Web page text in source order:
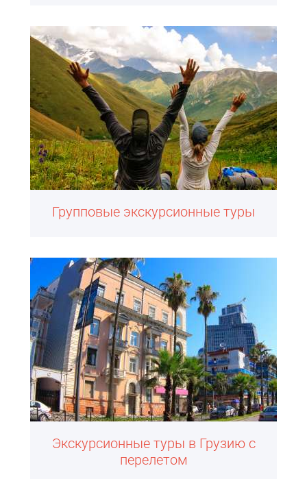
Групповые экскурсионные туры
Экскурсионные туры в Грузию с
перелетом